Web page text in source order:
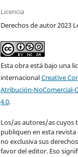
Licencia
Derechos de autor 2023
Esta obra está bajo una
internacionalCreative
Atribución-NoComercial-
4.0.
Los/as autores/as cuyos
publiquen en esta
no exclusiva sus
favor del editor. Eso